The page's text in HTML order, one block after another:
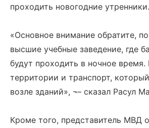
проходить новогодние утренники.
«Основное внимание обратите,
высшие учебные заведение, где
будут проходить в ночное
территории и транспорт,
возле зданий», ¬– сказал Расул
Кроме того, представитель МВД